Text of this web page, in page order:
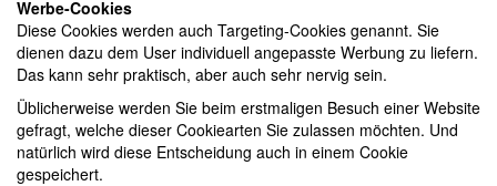
Werbe-Cookies
Diese Cookies werden auch Targeting-Cookies genannt. Sie
dienen dazu dem User individuell angepasste Werbung zu liefern.
Das kann sehr praktisch, aber auch sehr nervig sein.
Üblicherweise werden Sie beim erstmaligen Besuch einer Website
gefragt, welche dieser Cookiearten Sie zulassen möchten. Und
natürlich wird diese Entscheidung auch in einem Cookie
gespeichert.